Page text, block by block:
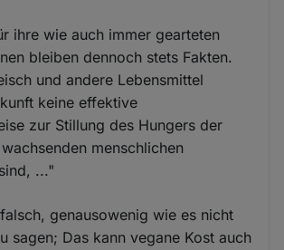
ihre wie auch immer gearteten
bleiben dennoch stets Fakten.
und andere Lebensmittel
keine effektive
zur Stillung des Hungers der
menschlichen
..."
genausowenig wie es nicht
sagen; Das kann vegane Kost auch